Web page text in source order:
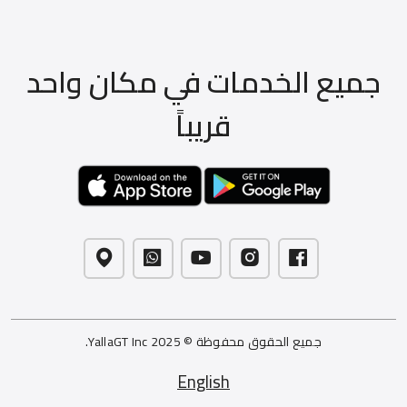
جميع الخدمات في مكان واحد
قريباً
جميع الحقوق محفوظة © 2025 YallaGT Inc.
English